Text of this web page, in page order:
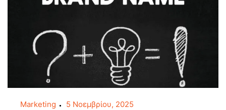
Marketing 5 Νοεμβρίου, 2025